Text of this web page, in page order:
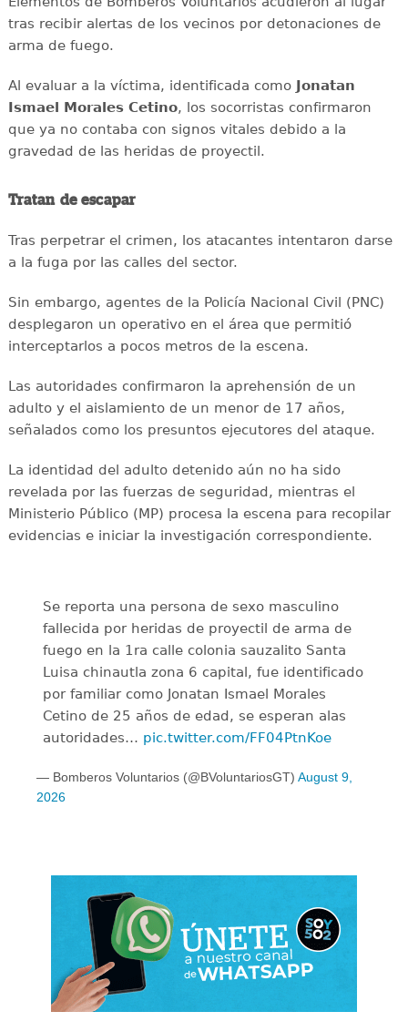
tras recibir alertas de los vecinos por detonaciones de
arma de fuego.
Al evaluar a la víctima, identificada como
Jonatan
Ismael Morales Cetino, los socorristas confirmaron
que ya no contaba con signos vitales debido a la
gravedad de las heridas de proyectil.
Tratan de escapar
Tras perpetrar el crimen, los atacantes intentaron darse
a la fuga por las calles del sector.
Sin embargo, agentes de la Policía Nacional Civil (PNC)
desplegaron un operativo en el área que permitió
interceptarlos a pocos metros de la escena.
Las autoridades confirmaron la aprehensión de un
adulto y el aislamiento de un menor de 17 años,
señalados como los presuntos ejecutores del ataque.
La identidad del adulto detenido aún no ha sido
revelada por las fuerzas de seguridad, mientras el
Ministerio Público (MP) procesa la escena para recopilar
evidencias e iniciar la investigación correspondiente.
Se reporta una persona de sexo masculino
fallecida por heridas de proyectil de arma de
fuego en la 1ra calle colonia sauzalito Santa
Luisa chinautla zona 6 capital, fue identificado
por familiar como Jonatan Ismael Morales
Cetino de 25 años de edad, se esperan alas
autoridades… pic.twitter.com/FF04PtnKoe
— Bomberos Voluntarios (@BVoluntariosGT) August 9,
2026